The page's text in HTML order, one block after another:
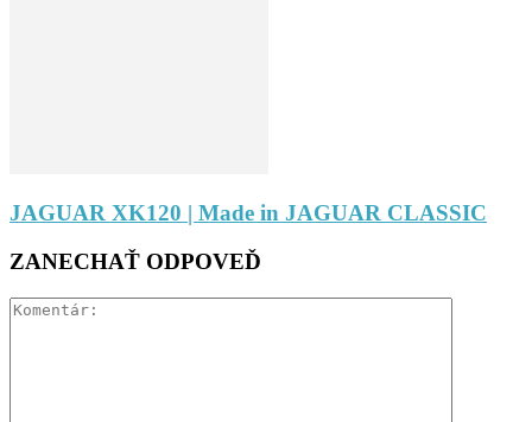
JAGUAR XK120 | Made in JAGUAR CLASSIC
ZANECHAŤ ODPOVEĎ